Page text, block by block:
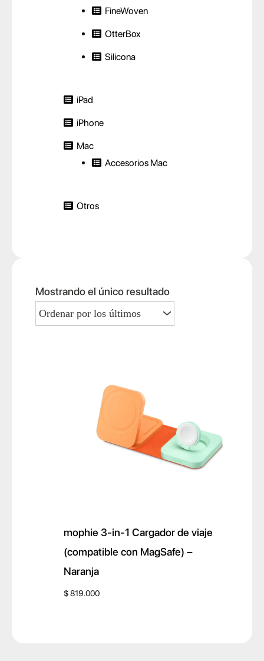
FineWoven
OtterBox
Silicona
iPad
iPhone
Mac
Accesorios Mac
Otros
Mostrando el único resultado
mophie 3-in-1 Cargador de viaje
(compatible con MagSafe) –
Naranja
$819.000